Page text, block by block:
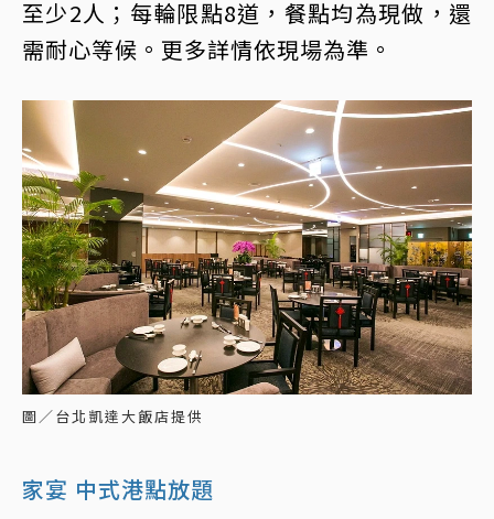
至少2人；每輪限點8道，餐點均為現做，還
需耐心等候。更多詳情依現場為準。
圖／台北凱達大飯店提供
家宴 中式港點放題